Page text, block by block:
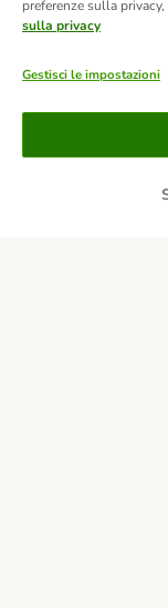
Modalità di
preferenze sulla
sulla privacy
Gestisci le impostazioni